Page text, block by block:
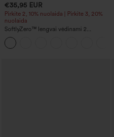
€35,95 EUR
Pirkite 2, 10% nuolaida | Pirkite 3, 20%
nuolaida
SoftlyZero™ lengvai vėdinami 2
viename InstantCool jogos šortai, itin
aukštu liemeniu, 7" ilgio, su kišenėmis